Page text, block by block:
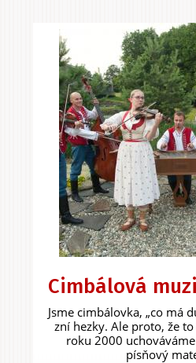
Cimbálová
Jsme cimbálovka, „co má
zní hezky. Ale proto, že
roku 2000
písňový